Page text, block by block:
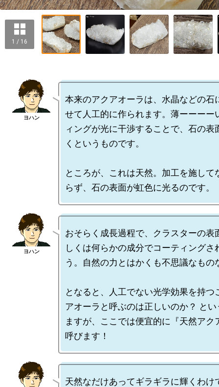
1 / 16
本来のアクアオーラは、水晶などの石
せて人工的に作られます。薄ーーーー
ィングが光に干渉することで、石の表
くというものです。
ところが、これは天然。加工を施して
おそらく成長過程で、クラスターの表
しくは何らかの成分でコーティングさ
う。自然の力とはかくも不思議なもの
となると、人工でない光学効果を持つ
アオーラと呼ぶのは正しいのか？ と
ますが、ここでは便宜的に『天然アク
天然なだけあってギラギラに輝くわけ